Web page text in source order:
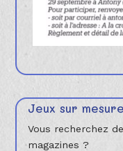
Jeux sur mesure
Vous recherchez
magazines ?